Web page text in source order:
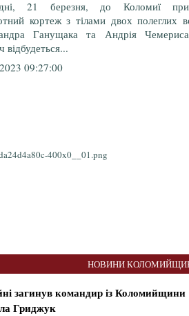
21 березня, до Коломиї
кортеж з тілами двох полеглих
Ганущака та Андрія
відбудеться...
09:27:00
НОВИНИ
загинув командир із Коломийщини
Гриджук